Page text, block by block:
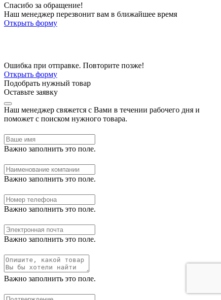
Спасибо за обращение!
Наш менеджер перезвонит вам в ближайшее время
Открыть форму
Ошибка при отправке. Повторите позже!
Открыть форму
Подобрать нужный товар
Оставьте заявку
Наш менеджер свяжется с Вами в течении рабочего дня и
поможет с поиском нужного товара.
Важно заполнить это поле.
Важно заполнить это поле.
Важно заполнить это поле.
Важно заполнить это поле.
Важно заполнить это поле.